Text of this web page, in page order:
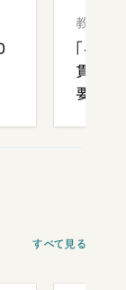
教育
「早
貫校へ
要だっ
すべて見る